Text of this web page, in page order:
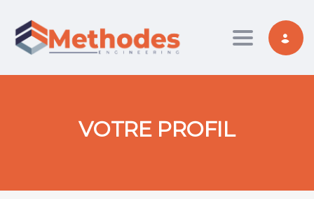
Toggle
VOTRE PROFIL